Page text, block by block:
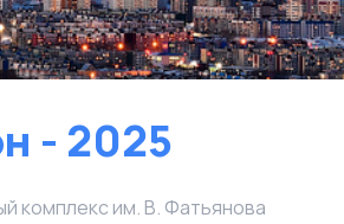
- 2025
комплекс им. В. Фатьянова